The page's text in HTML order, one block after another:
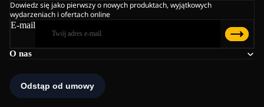
O nas
Dowiedz się jako pierwszy o nowych produktach, wyjątkowych
wydarzeniach i ofertach online
E-mail